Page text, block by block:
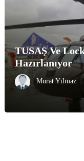
TCG
Tolga Demirel